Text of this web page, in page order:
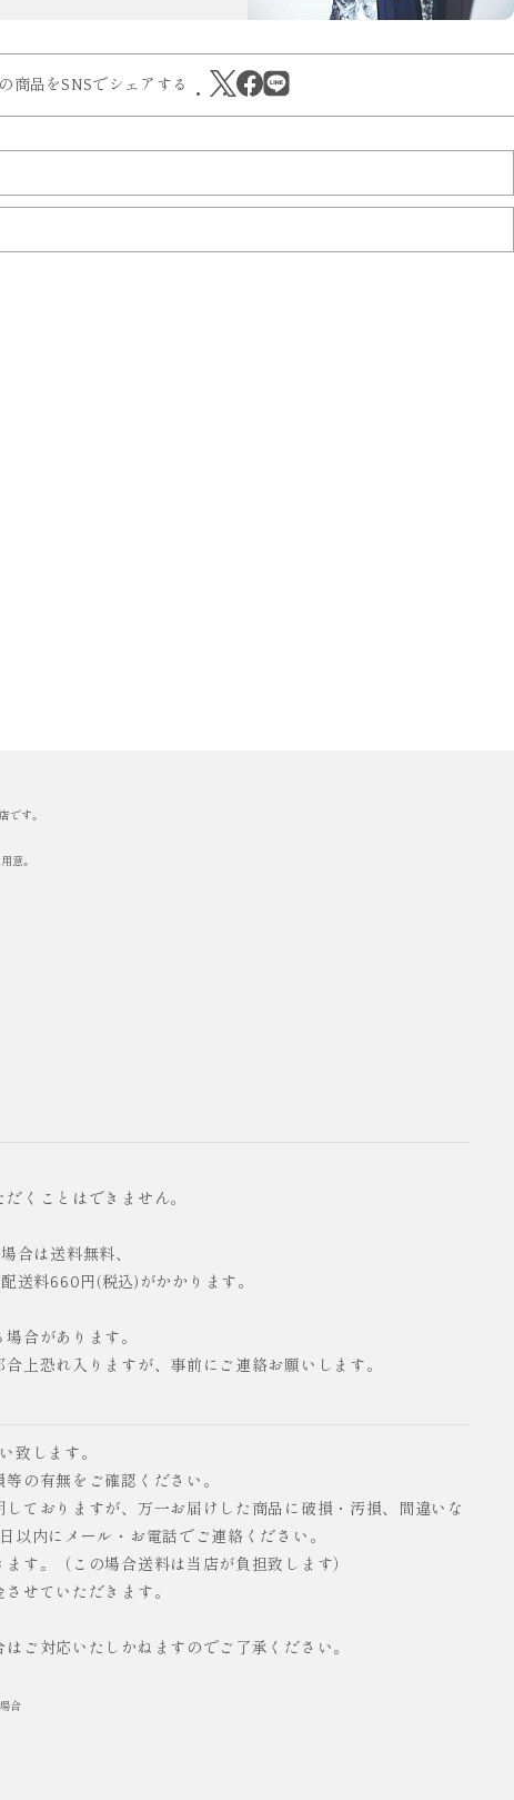
商品をSNSでシェアする
です。
意。
くことはできません。
合は送料無料、
送料660円(税込)がかかります。
合があります。
上恐れ入りますが、事前にご連絡お願いします。
致します。
の有無をご確認ください。
ておりますが、万一お届けした商品に破損・汚損、間違いな
以内にメール・お電話でご連絡ください。
す。（この場合送料は当店が負担致します）
せていただきます。
ご対応いたしかねますのでご了承ください。
合